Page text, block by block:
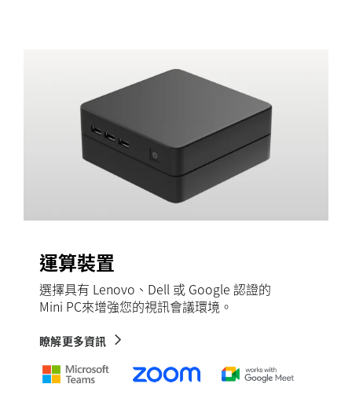
運算裝置
選擇具有 Lenovo、Dell 或 Google 認證的
Mini PC來增強您的視訊會議環境。
瞭解更多資訊